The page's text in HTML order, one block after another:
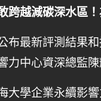
跨越減碳深水區
布最新評測結果
力中心資深總監
大學企業永續影